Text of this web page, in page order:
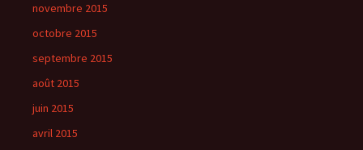
novembre 2015
octobre 2015
septembre 2015
août 2015
juin 2015
avril 2015